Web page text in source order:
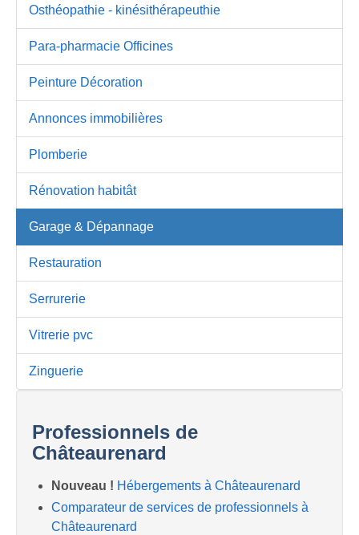
Osthéopathie - kinésithérapeuthie
Para-pharmacie Officines
Peinture Décoration
Annonces immobilières
Plomberie
Rénovation habitât
Garage & Dépannage
Restauration
Serrurerie
Vitrerie pvc
Zinguerie
Professionnels de
Châteaurenard
Nouveau ! Hébergements à Châteaurenard
Comparateur de services de professionnels à
Châteaurenard